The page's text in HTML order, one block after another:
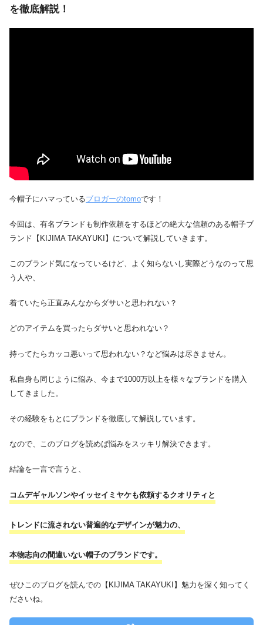
を徹底解説！
今帽子にハマっているブロガーのtomoです！
今回は、有名ブランドも制作依頼をするほどの絶大な信頼のある帽子ブ
ランド【KIJIMA TAKAYUKI】について解説していきます。
このブランド気になっているけど、よく知らないし実際どうなのって思
う人や、
着ていたら正直みんなからダサいと思われない？
どのアイテムを買ったらダサいと思われない？
持ってたらカッコ悪いって思われない？など悩みは尽きません。
私自身も同じように悩み、今まで1000万以上を様々なブランドを購入
してきました。
その経験をもとにブランドを徹底して解説しています。
なので、このブログを読めば悩みをスッキリ解決できます。
結論を一言で言うと、
コムデギャルソンやイッセイミヤケも依頼するクオリティと
トレンドに流されない普遍的なデザインが魅力の、
本物志向の間違いない帽子のブランドです。
ぜひこのブログを読んでの【KIJIMA TAKAYUKI】魅力を深く知ってく
ださいね。